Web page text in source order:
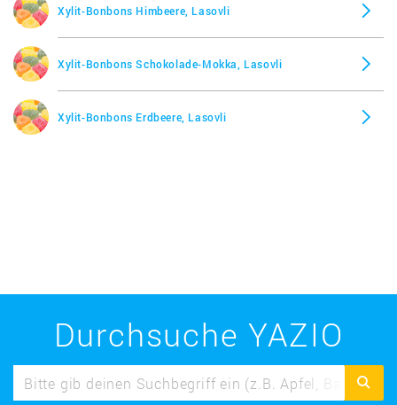
Xylit-Bonbons Himbeere, Lasovli
Xylit-Bonbons Schokolade-Mokka, Lasovli
Xylit-Bonbons Erdbeere, Lasovli
Durchsuche YAZIO